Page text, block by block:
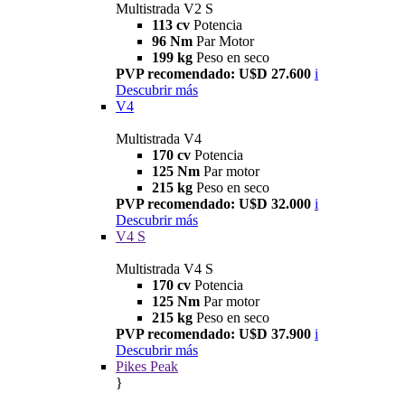
Multistrada V2 S
113 cv Potencia
96 Nm Par Motor
199 kg Peso en seco
PVP recomendado: U$D 27.600 i
Descubrir más
V4
Multistrada V4
170 cv Potencia
125 Nm Par motor
215 kg Peso en seco
PVP recomendado: U$D 32.000 i
Descubrir más
V4 S
Multistrada V4 S
170 cv Potencia
125 Nm Par motor
215 kg Peso en seco
PVP recomendado: U$D 37.900 i
Descubrir más
Pikes Peak
}